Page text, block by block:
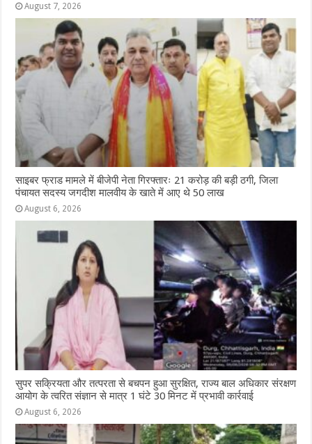
August 7, 2026
साइबर फ्राड मामले में बीजेपी नेता गिरफ्तारः 21 करोड़ की बड़ी ठगी, जिला
पंचायत सदस्य जगदीश मालवीय के खाते में आए थे 50 लाख
August 6, 2026
सुपर सक्रियता और तत्परता से बचपन हुआ सुरक्षित, राज्य बाल अधिकार संरक्षण
आयोग के त्वरित संज्ञान से मात्र 1 घंटे 30 मिनट में प्रभावी कार्रवाई
August 6, 2026